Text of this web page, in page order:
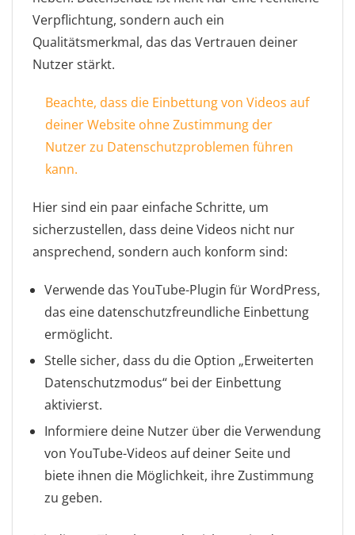
Verpflichtung, sondern auch ein
Qualitätsmerkmal, das das Vertrauen deiner
Nutzer stärkt.
Beachte, dass die Einbettung von Videos auf
deiner Website ohne Zustimmung der
Nutzer zu Datenschutzproblemen führen
kann.
Hier sind ein paar einfache Schritte, um
sicherzustellen, dass deine Videos nicht nur
ansprechend, sondern auch konform sind:
Verwende das YouTube-Plugin für WordPress,
das eine datenschutzfreundliche Einbettung
ermöglicht.
Stelle sicher, dass du die Option „Erweiterten
Datenschutzmodus“ bei der Einbettung
aktivierst.
Informiere deine Nutzer über die Verwendung
von YouTube-Videos auf deiner Seite und
biete ihnen die Möglichkeit, ihre Zustimmung
zu geben.